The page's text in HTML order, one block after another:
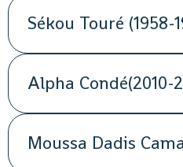
Sékou Touré (1958-
Alpha Condé(2010-
Moussa Dadis